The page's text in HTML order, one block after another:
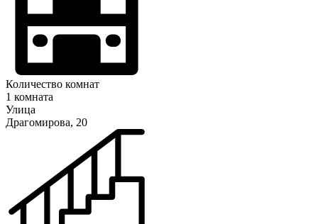
Количество комнат
1 комната
Улица
Драгомирова, 20